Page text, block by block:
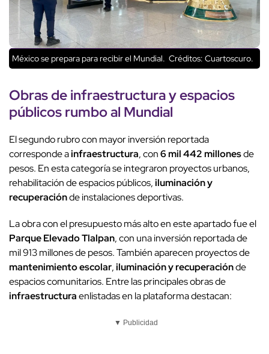
México se prepara para recibir el Mundial. Créditos: Cuartoscuro.
Obras deinfraestructuray espacios
públicos rumbo al Mundial
El segundo rubro con mayor inversión reportada
corresponde ainfraestructura, con6 mil 442 millonesde
pesos. En esta categoría se integraron proyectos urbanos,
rehabilitación de espacios públicos,iluminación y
recuperaciónde instalaciones deportivas.
La obra con el presupuesto más alto en este apartado fue el
Parque Elevado Tlalpan, con una inversión reportada de
mil 913 millones de pesos. También aparecen proyectos de
mantenimiento escolar,iluminación y recuperaciónde
espacios comunitarios. Entre las principales obras de
infraestructuraenlistadas en la plataforma destacan:
▼ Publicidad